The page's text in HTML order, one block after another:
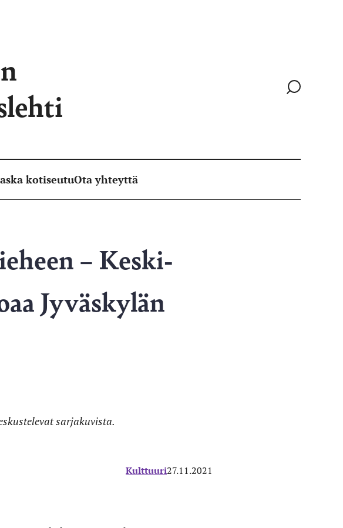
Siirry
kotiseutuOta yhteyttä
– Keski-
Jyväskylän
sarjakuvista.
Kulttuuri27.11.2021